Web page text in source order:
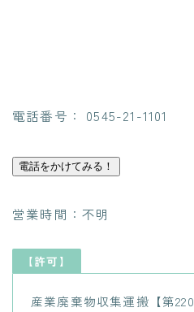
電話番号： 0545-21-1101
電話をかけてみる！
営業時間：不明
【許可】
産業廃棄物収集運搬【第